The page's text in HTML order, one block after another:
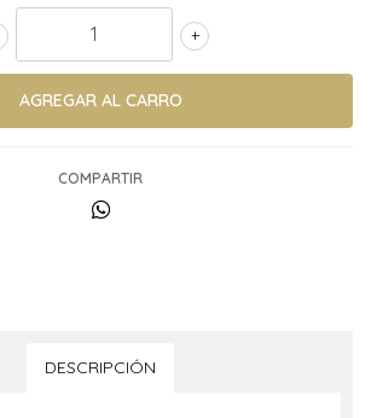
+
COMPARTIR
DESCRIPCIÓN